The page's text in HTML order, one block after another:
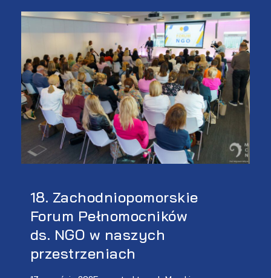
18. Zachodniopomorskie
Forum Pełnomocników
ds. NGO w naszych
przestrzeniach